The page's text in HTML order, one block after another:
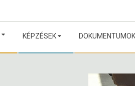
KÉPZÉSEK DOKUMENTUMOK